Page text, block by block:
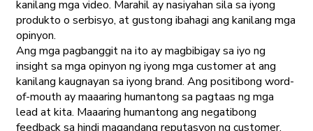
kanilang mga video. Marahil ay nasiyahan sila sa iyong
produkto o serbisyo, at gustong ibahagi ang kanilang mga
opinyon.
Ang mga pagbanggit na ito ay magbibigay sa iyo ng
insight sa mga opinyon ng iyong mga customer at ang
kanilang kaugnayan sa iyong brand. Ang positibong word-
of-mouth ay maaaring humantong sa pagtaas ng mga
lead at kita. Maaaring humantong ang negatibong
feedback sa hindi magandang reputasyon ng customer.